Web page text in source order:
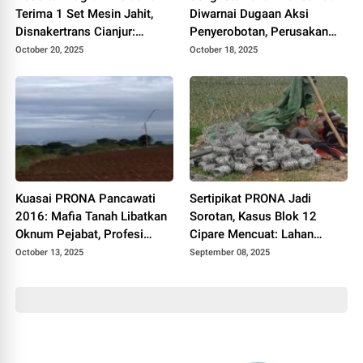
Terima 1 Set Mesin Jahit,
Disnakertrans Cianjur:
Manfaatkan Semaksimal
October 20, 2025
Diwarnai Dugaan Aksi
Penyerobotan, Perusakan
dan Pencurian, Pelaku di
October 18, 2025
Kuasai PRONA Pancawati
2016: Mafia Tanah Libatkan
Oknum Pejabat, Profesi
Hukum dan Preman
October 13, 2025
Sertipikat PRONA Jadi
Sorotan, Kasus Blok 12
Cipare Mencuat: Lahan
Petani Pancawati Terancam
September 08, 2025